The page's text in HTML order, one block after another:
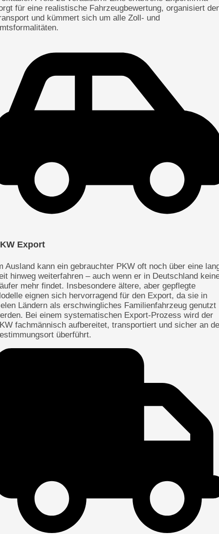
für eine realistische Fahrzeugbewertung, organisiert
und kümmert sich um alle Zoll- und
Export
Ausland kann ein gebrauchter PKW oft noch über eine
hinweg weiterfahren – auch wenn er in Deutschland
mehr findet. Insbesondere ältere, aber gepflegte
eignen sich hervorragend für den Export, da sie in
Ländern als erschwingliches Familienfahrzeug genutzt
Bei einem systematischen Export-Prozess wird der
fachmännisch aufbereitet, transportiert und sicher an
überführt.